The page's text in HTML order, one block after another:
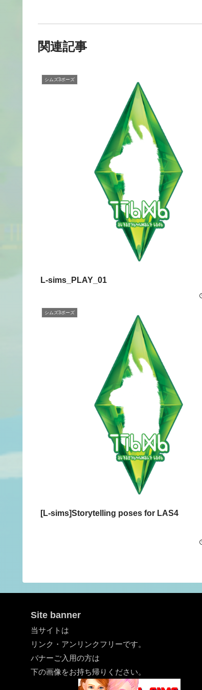
関連記事
シムズ3ポーズ
L-sims_PLAY_01
シムズ3ポーズ
[L-sims]Storytelling poses for LAS4
Site banner
当サイトは
リンク・アンリンクフリーです。
バナーご入用の方は
下の画像をお持ち帰りください。